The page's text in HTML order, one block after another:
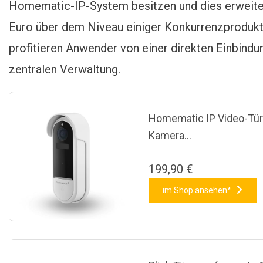
Homematic-IP-System besitzen und dies
Euro über dem Niveau einiger
profitieren Anwender von einer direkten
zentralen Verwaltung.
Homematic IP Video-
Kamera…
199,90 €
im Shop ansehen*